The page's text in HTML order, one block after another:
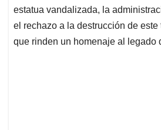
estatua vandalizada, la
el rechazo a la destrucción de
que rinden un homenaje al legado